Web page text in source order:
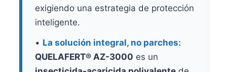
exigiendo una estrategia de protección
inteligente.
• La solución integral, no parches:
QUELAFERT® AZ-3000 es un